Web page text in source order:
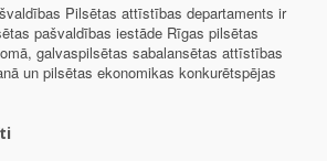
Pilsētas attīstības departaments ir
pašvaldības iestāde Rīgas pilsētas
galvaspilsētas sabalansētas attīstības
un pilsētas ekonomikas konkurētspējas